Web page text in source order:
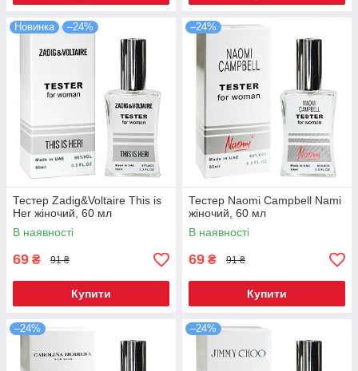
Новинка –24%
Тестер Zadig&Voltaire This is
Her жіночий, 60 мл
В наявності
69 ₴ 91 ₴
Купити
–24%
Тестер Naomi Campbell Nami
жіночий, 60 мл
В наявності
69 ₴ 91 ₴
Купити
–24% –24%